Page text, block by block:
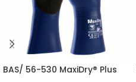
BAS/ 56-530 MaxiDry® Plus